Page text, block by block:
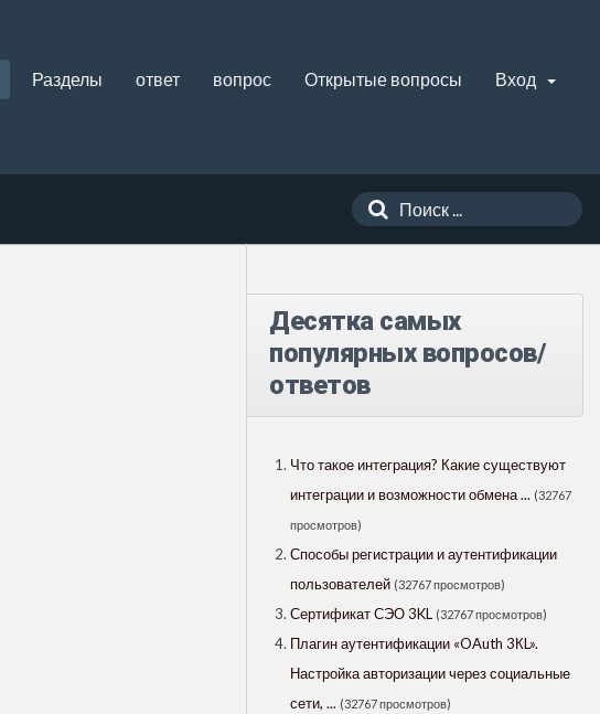
Разделы ответ вопрос Открытые вопросы Вход
Десятка самых
популярных вопросов/
ответов
Что такое интеграция? Какие существуют
интеграции и возможности обмена ... (32767
просмотров)
Способы регистрации и аутентификации
пользователей (32767 просмотров)
Сертификат СЭО 3KL (32767 просмотров)
Плагин аутентификации «OAuth 3КL».
Настройка авторизации через социальные
сети, ... (32767 просмотров)